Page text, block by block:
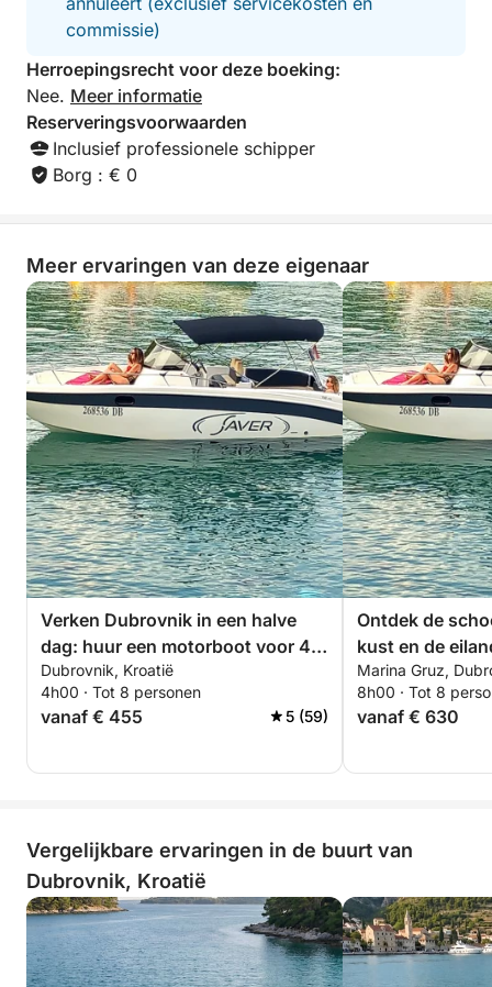
commissie)
Herroepingsrecht voor deze boeking:
Nee. Meer informatie
Reserveringsvoorwaarden
Inclusief professionele schipper
Borg : € 0
Meer ervaringen van deze eigenaar
Verken Dubrovnik in een halve
dag: huur een motorboot voor 4
uur.
Dubrovnik, Kroatië
4h00 · Tot 8 personen
vanaf € 455 5 (59)
Ontdek de
kust en de
Dubrovnik.
Marina Gruz,
8h00 · Tot 8
vanaf € 630
Vergelijkbare ervaringen in de buurt van
Dubrovnik, Kroatië